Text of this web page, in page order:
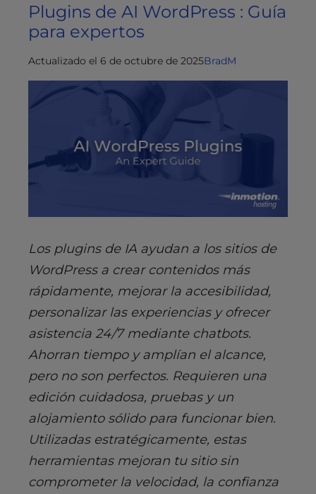
Plugins de AI WordPress : Guía
para expertos
Actualizado el 6 de octubre de 2025BradM
Los plugins de IA ayudan a los sitios de
WordPress a crear contenidos más
rápidamente, mejorar la accesibilidad,
personalizar las experiencias y ofrecer
asistencia 24/7 mediante chatbots.
Ahorran tiempo y amplían el alcance,
pero no son perfectos. Requieren una
edición cuidadosa, pruebas y un
alojamiento sólido para funcionar bien.
Utilizadas estratégicamente, estas
herramientas mejoran tu sitio sin
comprometer la velocidad, la confianza